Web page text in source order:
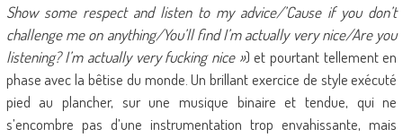
Show some respect and listen to my advice/’Cause if you don’t
challenge me on anything/You’ll find I’m actually very nice/Are you
listening? I’m actually very fucking nice ») et pourtant tellement en
phase avec la bêtise du monde. Un brillant exercice de style exécuté
pied au plancher, sur une musique binaire et tendue, qui ne
s’encombre pas d’une instrumentation trop envahissante, mais